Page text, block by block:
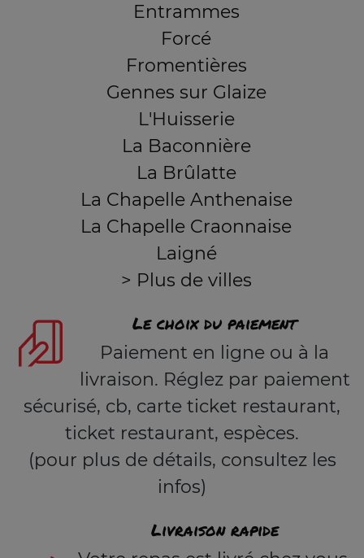
Entrammes
Forcé
Fromentières
Gennes sur Glaize
L'Huisserie
La Baconnière
La Brûlatte
La Chapelle Anthenaise
La Chapelle Craonnaise
Laigné
> Plus de villes
Le choix du paiement
Paiement en ligne ou à la
livraison. Réglez par paiement
sécurisé, cb, carte ticket restaurant,
ticket restaurant, espèces.
(pour plus de détails, consultez les
infos)
Livraison rapide